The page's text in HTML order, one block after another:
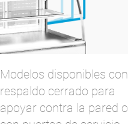
Modelos disponibles con
respaldo cerrado para
apoyar contra la pared o